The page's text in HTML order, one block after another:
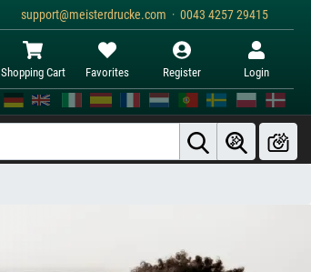
support@meisterdrucke.com · 0043 4257 29415
Shopping Cart Favorites Register Login